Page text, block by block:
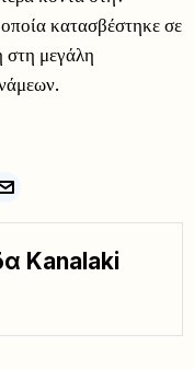
κατασβέστηκε σε
στη μεγάλη
Kanalaki